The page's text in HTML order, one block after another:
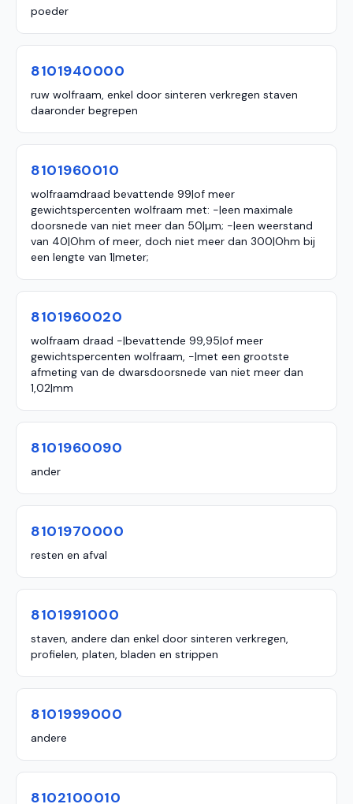
poeder
8101940000
ruw wolfraam, enkel door sinteren verkregen staven
daaronder begrepen
8101960010
wolfraamdraad bevattende 99|of meer
gewichtspercenten wolfraam met: -|een maximale
doorsnede van niet meer dan 50|µm; -|een weerstand
van 40|Ohm of meer, doch niet meer dan 300|Ohm bij
een lengte van 1|meter;
8101960020
wolfraam draad -|bevattende 99,95|of meer
gewichtspercenten wolfraam, -|met een grootste
afmeting van de dwarsdoorsnede van niet meer dan
1,02|mm
8101960090
ander
8101970000
resten en afval
8101991000
staven, andere dan enkel door sinteren verkregen,
profielen, platen, bladen en strippen
8101999000
andere
8102100010